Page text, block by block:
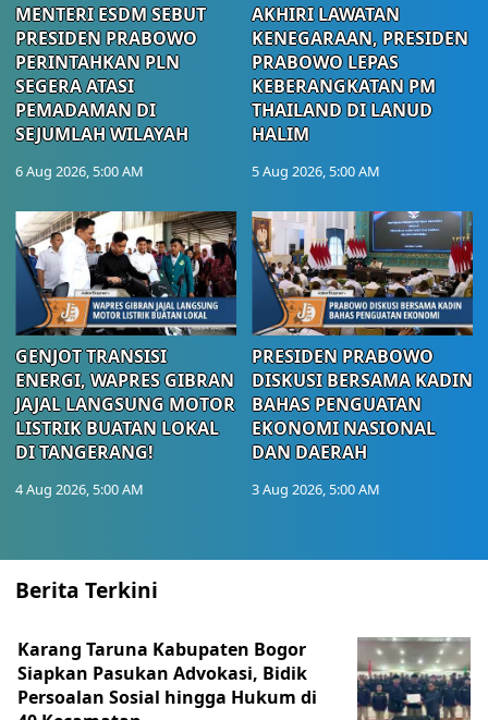
MENTERI ESDM SEBUT
PRESIDEN PRABOWO
PERINTAHKAN PLN
SEGERA ATASI
PEMADAMAN DI
SEJUMLAH WILAYAH
6 Aug 2026, 5:00 AM
AKHIRI LAWATAN
KENEGARAAN, PRESIDEN
PRABOWO LEPAS
KEBERANGKATAN PM
THAILAND DI LANUD
HALIM
5 Aug 2026, 5:00 AM
GENJOT TRANSISI
ENERGI, WAPRES GIBRAN
JAJAL LANGSUNG MOTOR
LISTRIK BUATAN LOKAL
DI TANGERANG!
4 Aug 2026, 5:00 AM
PRESIDEN PRABOWO
DISKUSI BERSAMA KADIN
BAHAS PENGUATAN
EKONOMI NASIONAL
DAN DAERAH
3 Aug 2026, 5:00 AM
Berita Terkini
Karang Taruna Kabupaten Bogor
Siapkan Pasukan Advokasi, Bidik
Persoalan Sosial hingga Hukum di